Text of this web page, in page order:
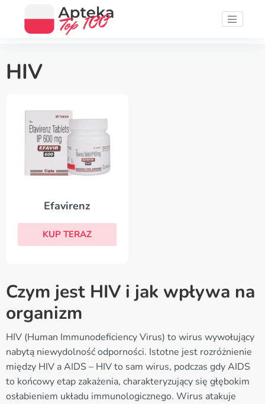
HIV
Efavirenz
KUP TERAZ
Czym jest HIV i jak wpływa na
organizm
HIV (Human Immunodeficiency Virus) to wirus wywołujący
nabytą niewydolność odporności. Istotne jest rozróżnienie
między HIV a AIDS – HIV to sam wirus, podczas gdy AIDS
to końcowy etap zakażenia, charakteryzujący się głębokim
osłabieniem układu immunologicznego. Wirus atakuje